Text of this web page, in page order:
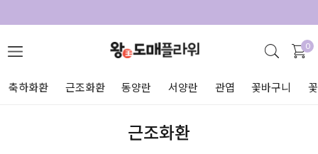
0
축하화환 근조화환 동양란 서양란 관엽 꽃바구니
근조화환